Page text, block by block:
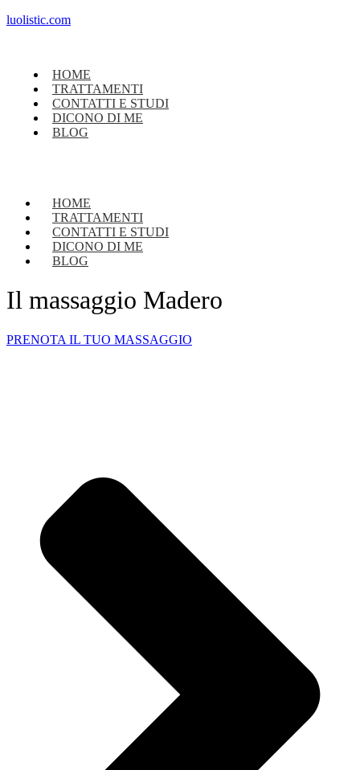
luolistic.com
HOME
TRATTAMENTI
CONTATTI E STUDI
DICONO DI ME
BLOG
HOME
TRATTAMENTI
CONTATTI E STUDI
DICONO DI ME
BLOG
Il massaggio Madero
PRENOTA IL TUO MASSAGGIO